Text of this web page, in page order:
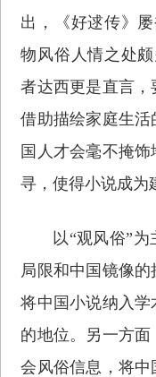
出，《好逑传》
物风俗人情之处
者达西更是直言
借助描绘家庭生
国人才会毫不掩
寻，使得小说成为
以“观风俗”
局限和中国镜像
将中国小说纳入
的地位。另一方
会风俗信息，将中